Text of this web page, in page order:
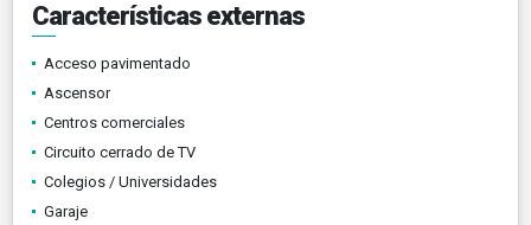
Características externas
Acceso pavimentado
Ascensor
Centros comerciales
Circuito cerrado de TV
Colegios / Universidades
Garaje